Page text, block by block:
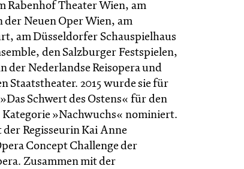
Rabenhof Theater Wien, am
der Neuen Oper Wien, am
am Düsseldorfer Schauspielhaus
den Salzburger Festspielen,
der Nederlandse Reisopera und
Staatstheater. 2015 wurde sie für
Schwert des Ostens« für den
»Nachwuchs« nominiert.
der Regisseurin Kai Anne
Concept Challenge der
Zusammen mit der